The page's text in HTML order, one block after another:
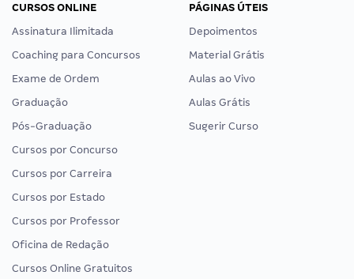
CURSOS ONLINE
Assinatura Ilimitada
Coaching para Concursos
Exame de Ordem
Graduação
Pós-Graduação
Cursos por Concurso
Cursos por Carreira
Cursos por Estado
Cursos por Professor
Oficina de Redação
Cursos Online Gratuitos
PÁGINAS ÚTEIS
Depoimentos
Material Grátis
Aulas ao Vivo
Aulas Grátis
Sugerir Curso